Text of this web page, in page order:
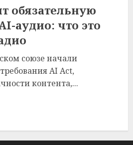
обязательную
аудио: что это
союзе начали
AI Act,
контента,...